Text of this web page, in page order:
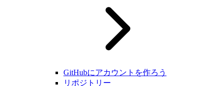
GitHubにアカウントを作ろう
リポジトリー